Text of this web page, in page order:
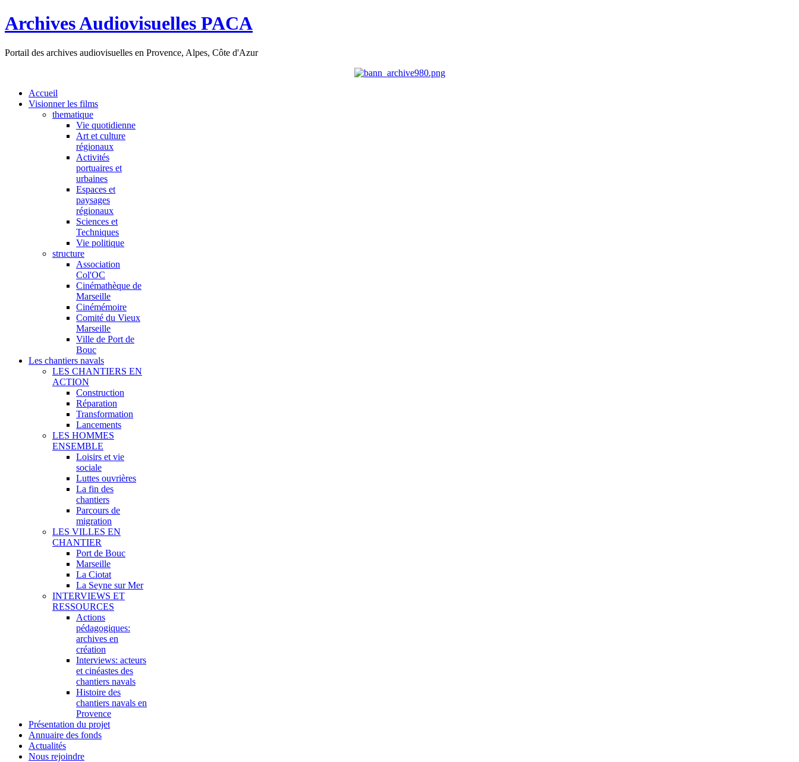
Archives Audiovisuelles PACA
Portail des archives audiovisuelles en Provence, Alpes, Côte d'Azur
Accueil
Visionner les films
thematique
Vie quotidienne
Art et culture
régionaux
Activités
portuaires et
urbaines
Espaces et
paysages
régionaux
Sciences et
Techniques
Vie politique
structure
Association
Col'OC
Cinémathèque de
Marseille
Cinémémoire
Comité du Vieux
Marseille
Ville de Port de
Bouc
Les chantiers navals
LES CHANTIERS EN
ACTION
Construction
Réparation
Transformation
Lancements
LES HOMMES
ENSEMBLE
Loisirs et vie
sociale
Luttes ouvrières
La fin des
chantiers
Parcours de
migration
LES VILLES EN
CHANTIER
Port de Bouc
Marseille
La Ciotat
La Seyne sur Mer
INTERVIEWS ET
RESSOURCES
Actions
pédagogiques:
archives en
création
Interviews: acteurs
et cinéastes des
chantiers navals
Histoire des
chantiers navals en
Provence
Présentation du projet
Annuaire des fonds
Actualités
Nous rejoindre